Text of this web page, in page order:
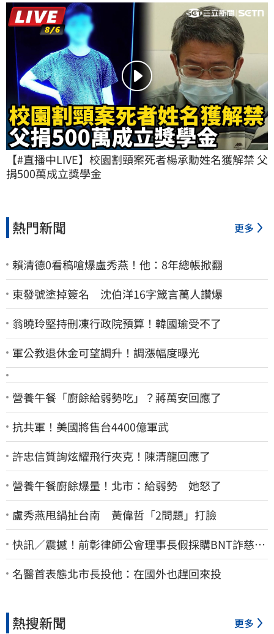
【#直播中LIVE】校園割頸案死者楊承勳姓名獲解禁 父
捐500萬成立獎學金
熱門新聞 更多
賴清德0看稿嗆爆盧秀燕！他：8年總帳掀翻
東發號塗掉簽名 沈伯洋16字箴言萬人讚爆
翁曉玲堅持刪凍行政院預算！韓國瑜受不了
軍公教退休金可望調升！調漲幅度曝光
營養午餐「廚餘給弱勢吃」？蔣萬安回應了
抗共軍！美國將售台4400億軍武
許忠信質詢炫耀飛行夾克！陳清龍回應了
營養午餐廚餘爆量！北市：給弱勢 她怒了
盧秀燕甩鍋扯台南 黃偉哲「2問題」打臉
快訊／震撼！前彰律師公會理事長假採購BNT詐慈濟
10億、洗錢囤232kg黃金
名醫首表態北市長投他：在國外也趕回來投
熱搜新聞 更多